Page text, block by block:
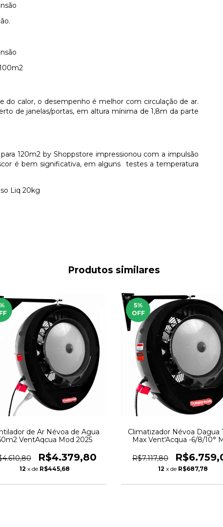
do calor, o desempenho é melhor com circulação de ar.
de janelas/portas, em altura mínima de 1,8m da parte
120m2 by Shoppstore impressionou com a impulsão
é bem significativa, em alguns testes a temperatura
Liq 20kg
Produtos similares
de Ar Névoa de Agua
VentAqcua Mod 2025
R$4.379,80
12 x de R$445,68
5%
OFF
Climatizador Névoa Dagua
Max Vent'Acqua -6/8/10°
R$7.117,80
12 x de R$687,78